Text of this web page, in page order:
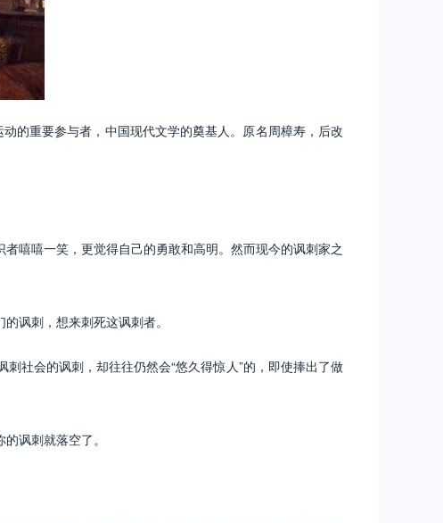
重要参与者，中国现代文学的奠基人。原名周樟寿，后改
嘻嘻一笑，更觉得自己的勇敢和高明。然而现今的讽刺家之
讽刺，想来刺死这讽刺者。
社会的讽刺，却往往仍然会“悠久得惊人”的，即使捧出了做
讽刺就落空了。